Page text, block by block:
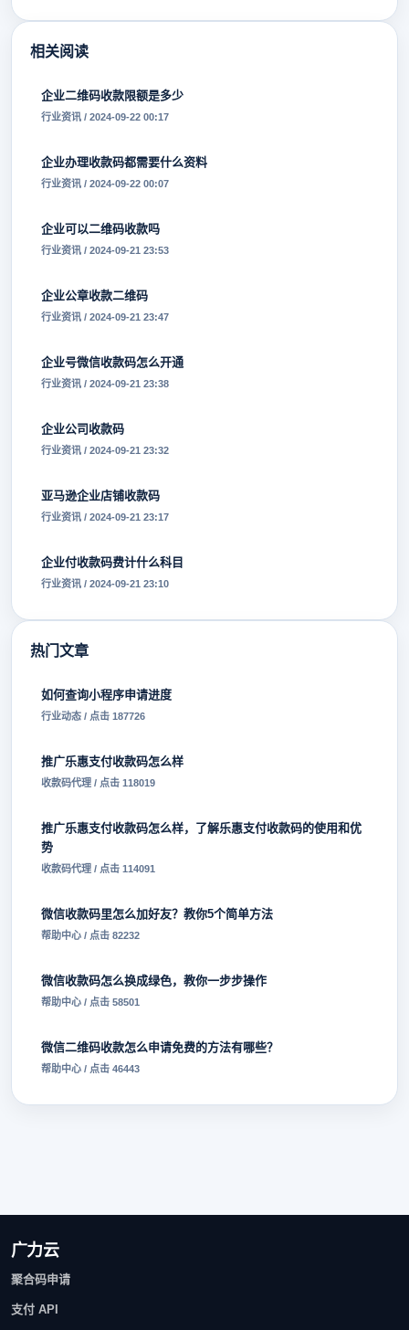
相关阅读
企业二维码收款限额是多少
行业资讯 / 2024-09-22 00:17
企业办理收款码都需要什么资料
行业资讯 / 2024-09-22 00:07
企业可以二维码收款吗
行业资讯 / 2024-09-21 23:53
企业公章收款二维码
行业资讯 / 2024-09-21 23:47
企业号微信收款码怎么开通
行业资讯 / 2024-09-21 23:38
企业公司收款码
行业资讯 / 2024-09-21 23:32
亚马逊企业店铺收款码
行业资讯 / 2024-09-21 23:17
企业付收款码费计什么科目
行业资讯 / 2024-09-21 23:10
热门文章
如何查询小程序申请进度
行业动态 / 点击 187726
推广乐惠支付收款码怎么样
收款码代理 / 点击 118019
推广乐惠支付收款码怎么样，了解乐惠支付收款码的使用和优
势
收款码代理 / 点击 114091
微信收款码里怎么加好友？教你5个简单方法
帮助中心 / 点击 82232
微信收款码怎么换成绿色，教你一步步操作
帮助中心 / 点击 58501
微信二维码收款怎么申请免费的方法有哪些？
帮助中心 / 点击 46443
广力云
聚合码申请
支付 API